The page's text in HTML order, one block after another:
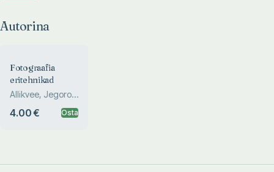
Autorina
Fotograafia
eritehnikad
Allikvee, Jegorov,
4.00 € Osta